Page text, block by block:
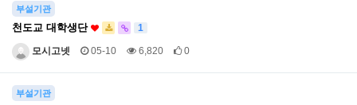
부설기관
천도교 대학생단 1
모시고넷 05-10 6,820 0
부설기관